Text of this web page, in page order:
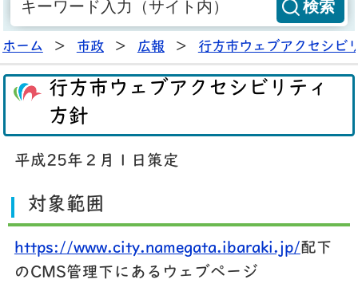
ホーム > 市政 > 広報 > 行方市ウェブアクセシビ
行方市ウェブアクセシビリティ
方針
平成25年２月１日策定
対象範囲
https://www.city.namegata.ibaraki.jp/配下
のCMS管理下にあるウェブページ